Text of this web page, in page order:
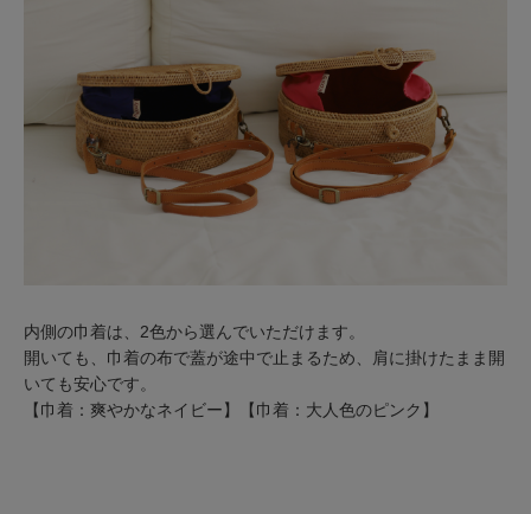
内側の巾着は、2色から選んでいただけます。
開いても、巾着の布で蓋が途中で止まるため、肩に掛けたまま開
いても安心です。
【巾着：爽やかなネイビー】【巾着：大人色のピンク】